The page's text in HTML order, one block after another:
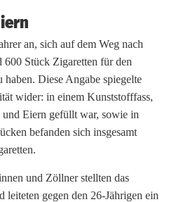
an, sich auf dem Weg nach
Stück Zigaretten für den
haben. Diese Angabe spiegelte
wider: in einem Kunststofffass,
Eiern gefüllt war, sowie in
befanden sich insgesamt
und Zöllner stellten das
leiteten gegen den 26-Jährigen ein